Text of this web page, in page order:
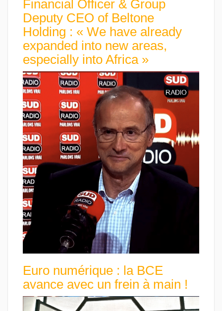
Financial Officer & Group
Deputy CEO of Beltone
Holding : « We have already
expanded into new areas,
especially into Africa »
Euro numérique : la BCE
avance avec un frein à main !